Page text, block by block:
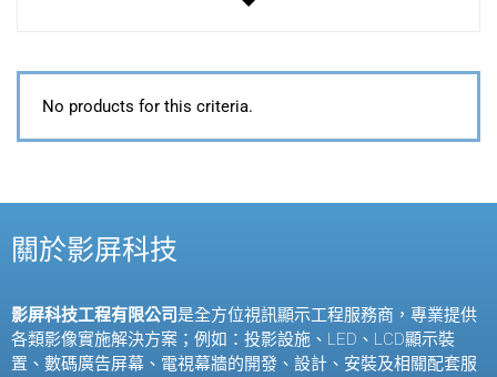
No products for this criteria.
關於影屏科技
影屏科技工程有限公司是全方位視訊顯示工程服務商，專業提供
各類影像實施解決方案；例如：投影設施、 LED 、 LCD顯示裝
置、數碼廣告屏幕、電視幕牆的開發、設計、安裝及相關配套服